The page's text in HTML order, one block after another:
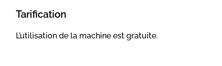
Tarification
L’utilisation de la machine est gratuite.